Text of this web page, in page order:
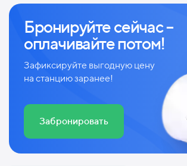
Бронируйте сейчас –
оплачивайте потом!
Зафиксируйте выгодную цену
на станцию заранее!
Забронировать